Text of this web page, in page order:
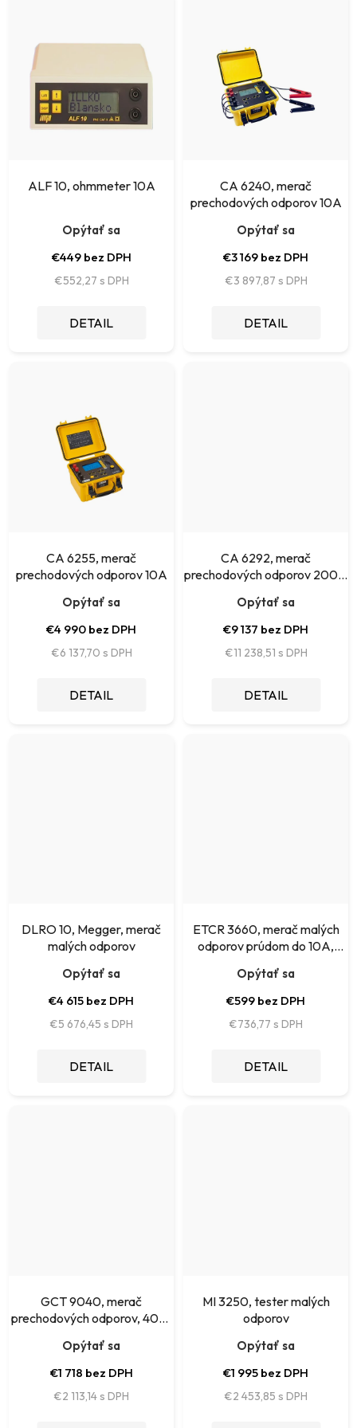
d
k
p
o
ALF 10, ohmmeter 10A
Opýtať sa
€449 bez DPH
€552,27
DETAIL
CA 6240, merač
prechodových odporov 10A
Opýtať sa
€3 169 bez DPH
€3 897,87
DETAIL
CA 6255, merač
prechodových odporov 10A
Opýtať sa
€4 990 bez DPH
€6 137,70
DETAIL
CA 6292, merač
prechodových odporov 200A
Opýtať sa
€9 137 bez DPH
€11 238,51
DETAIL
DLRO 10, Megger, merač
malých odporov
Opýtať sa
€4 615 bez DPH
€5 676,45
DETAIL
ETCR 3660, merač malých
odporov prúdom do 10A,
výrobcu
Opýtať sa
€599 bez DPH
€736,77
DETAIL
GCT 9040, merač
prechodových odporov, 40A,
Opýtať sa
€1 718 bez DPH
€2 113,14
MI 3250, tester malých
odporov
Opýtať sa
€1 995 bez DPH
€2 453,85